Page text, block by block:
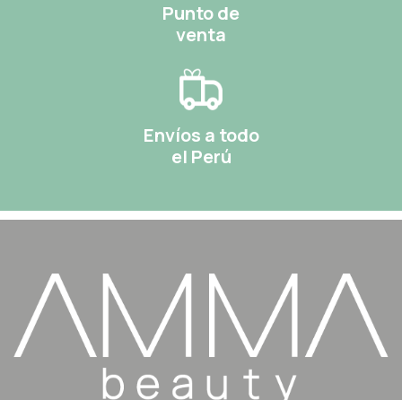
Punto de
venta
Envíos a todo
el Perú